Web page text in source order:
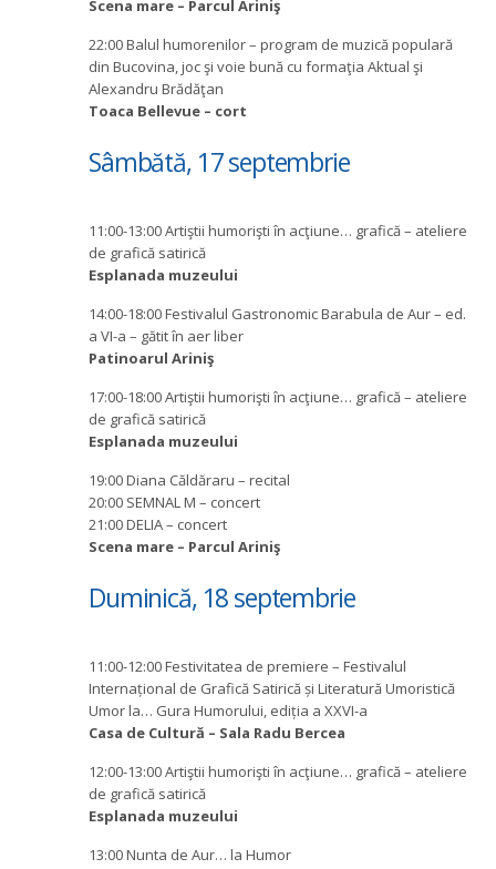
Scena mare – Parcul Ariniş
22:00 Balul humorenilor – program de muzică populară
din Bucovina, joc şi voie bună cu formaţia Aktual şi
Alexandru Brădăţan
Toaca Bellevue – cort
Sâmbătă, 17 septembrie
11:00-13:00 Artiştii humorişti în acţiune… grafică – ateliere
de grafică satirică
Esplanada muzeului
14:00-18:00 Festivalul Gastronomic Barabula de Aur – ed.
a VI-a – gătit în aer liber
Patinoarul Ariniş
17:00-18:00 Artiştii humorişti în acţiune… grafică – ateliere
de grafică satirică
Esplanada muzeului
19:00 Diana Căldăraru – recital
20:00 SEMNAL M – concert
21:00 DELIA – concert
Scena mare – Parcul Ariniş
Duminică, 18 septembrie
11:00-12:00 Festivitatea de premiere – Festivalul
Internațional de Grafică Satirică și Literatură Umoristică
Umor la… Gura Humorului, ediția a XXVI-a
Casa de Cultură – Sala Radu Bercea
12:00-13:00 Artiştii humorişti în acţiune… grafică – ateliere
de grafică satirică
Esplanada muzeului
13:00 Nunta de Aur… la Humor